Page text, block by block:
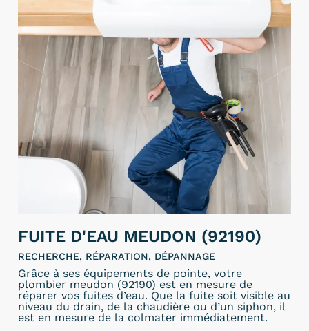
FUITE D'EAU MEUDON (92190)
RECHERCHE, RÉPARATION, DÉPANNAGE
Grâce à ses équipements de pointe, votre
plombier meudon (92190) est en mesure de
réparer vos fuites d’eau. Que la fuite soit visible au
niveau du drain, de la chaudière ou d’un siphon, il
est en mesure de la colmater immédiatement.